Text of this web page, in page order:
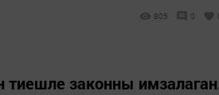
805 0
законны